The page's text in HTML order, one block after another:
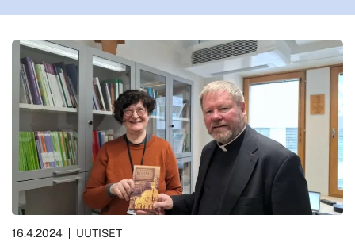
16.4.2024 UUTISET